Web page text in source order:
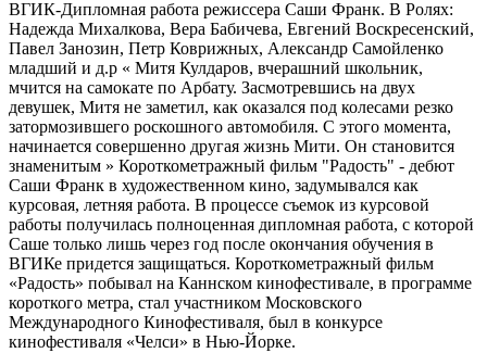
ВГИК-Дипломная работа режиссера Саши Франк. В Ролях:
Надежда Михалкова, Вера Бабичева, Евгений Воскресенский,
Павел Занозин, Петр Коврижных, Александр Самойленко
младший и д.р « Митя Кулдаров, вчерашний школьник,
мчится на самокате по Арбату. Засмотревшись на двух
девушек, Митя не заметил, как оказался под колесами резко
затормозившего роскошного автомобиля. С этого момента,
начинается совершенно другая жизнь Мити. Он становится
знаменитым » Короткометражный фильм "Радость" - дебют
Саши Франк в художественном кино, задумывался как
курсовая, летняя работа. В процессе съемок из курсовой
работы получилась полноценная дипломная работа, с которой
Саше только лишь через год после окончания обучения в
ВГИКе придется защищаться. Короткометражный фильм
«Радость» побывал на Каннском кинофестивале, в программе
короткого метра, стал участником Московского
Международного Кинофестиваля, был в конкурсе
кинофестиваля «Челси» в Нью-Йорке.